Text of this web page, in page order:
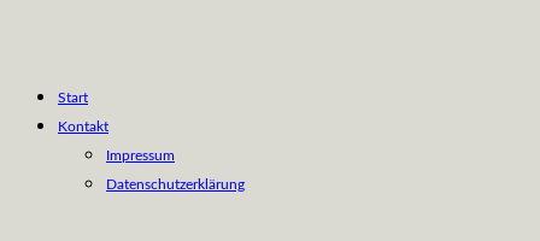
Start
Kontakt
Impressum
Datenschutzerklärung